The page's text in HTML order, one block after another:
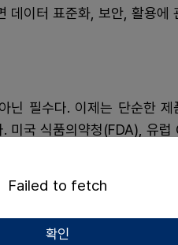
데이터 표준화, 보안, 활용에
닌 필수다. 이제는 단순한 제
. 미국 식품의약청(FDA), 유럽
기반의 제품 경쟁력을 확보해
해 시장 진입 장벽을 낮추는 전
케어 수요가 동시에 증가하고
다.
Failed to fetch
확인